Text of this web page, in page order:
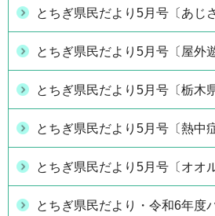
とちぎ県民だより5月号〔あじ
とちぎ県民だより5月号〔屋外
とちぎ県民だより5月号〔栃木
とちぎ県民だより5月号〔熱中
とちぎ県民だより5月号〔オオ
とちぎ県民だより・令和6年度